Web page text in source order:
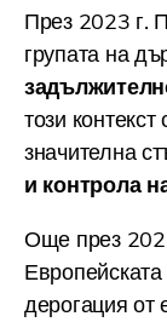
През 2023 г.
групата на
този
значителна
и контрола
Още през
дерогация от